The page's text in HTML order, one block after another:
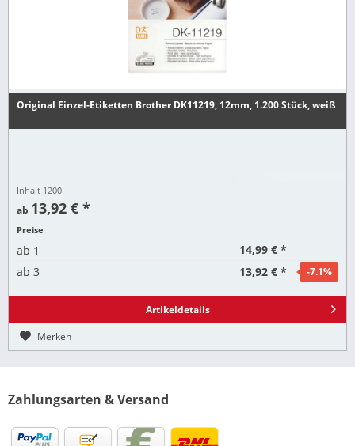
Original Einzel-Etiketten Brother DK11219, 12mm, 1.200 Stück, weiß
Inhalt 1200
ab 13,92 € *
Preise
ab 1
14,99 € *
ab 3 13,92 € * -7.1%
Artikeldetails
Merken
Zahlungsarten & Versand